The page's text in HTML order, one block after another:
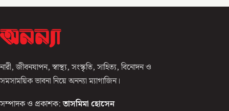
নারী, জীবনযাপন, স্বাস্থ্য, সংস্কৃতি, সাহিত্য, বিনোদন ও
সমসাময়িক ভাবনা নিয়ে অনন্যা ম্যাগাজিন।
সম্পাদক ও প্রকাশক: তাসমিমা হোসেন